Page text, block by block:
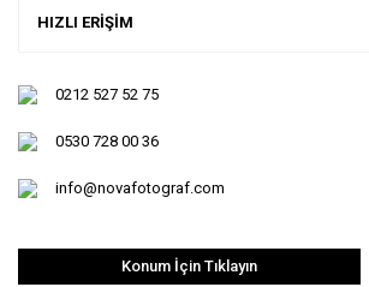
HIZLI ERİŞİM
0212 527 52 75
0530 728 00 36
info@novafotograf.com
Konum İçin Tıklayın